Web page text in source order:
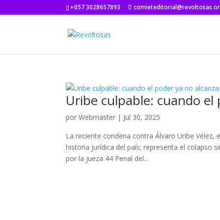
+057 3028657893
Uribe culpable: cuando el
porWebmaster | Jul 30, 2025
La reciente condena contra Álvaro Uribe
historia jurídica del país; representa el colapso
por la jueza 44 Penal del...